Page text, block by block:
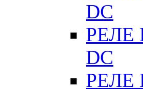
DC
РЕЛЕ
DC
РЕЛЕ